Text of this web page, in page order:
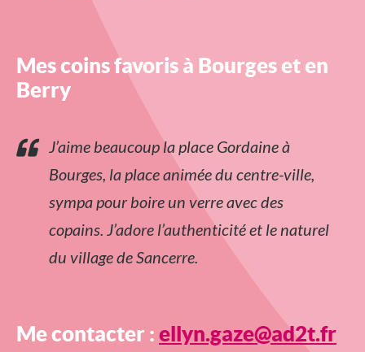
Mes coins favoris à Bourges et en
Berry
J’aime beaucoup la place Gordaine à
Bourges, la place animée du centre-ville,
sympa pour boire un verre avec des
copains. J’adore l’authenticité et le naturel
du village de Sancerre.
Me contacter : ellyn.gaze@ad2t.fr